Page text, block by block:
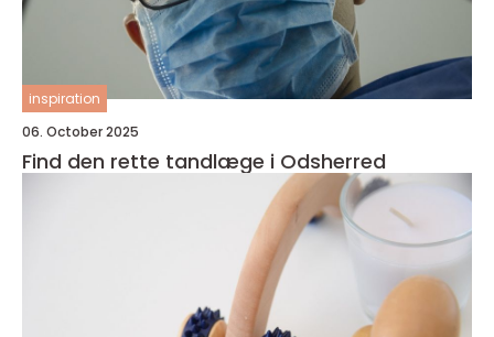
inspiration
06. October 2025
Find den rette tandlæge i Odsherred